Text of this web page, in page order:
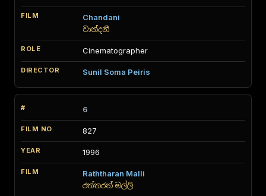
Chandani
චාන්දනී
Cinematographer
Sunil Soma Peiris
6
827
1996
Raththaran Malli
රත්තරන් මල්ලි